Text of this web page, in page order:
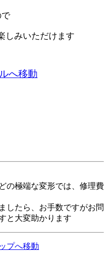
しみいただけます
の極端な変形では、修理費
したら、お手数ですがお問
と大変助かります